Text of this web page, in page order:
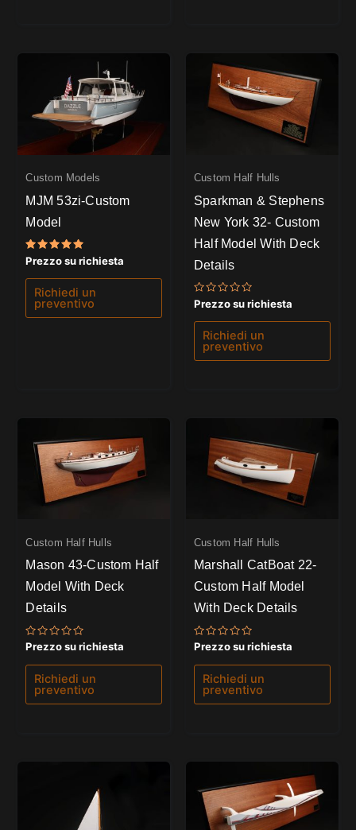
Custom Models
MJM 53zi-Custom
Model
Valutato
5.00
su 5
Prezzo su richiesta
Richiedi un
preventivo
Custom Half Hulls
Sparkman & Stephens
New York 32- Custom
Half Model With Deck
Details
Valutato
0
su
Prezzo su richiesta
Richiedi un
preventivo
Custom Half Hulls
Mason 43-Custom Half
Model With Deck
Details
Valutato
su
Prezzo su richiesta
Richiedi un
preventivo
Custom Half Hulls
Marshall CatBoat 22-
Custom Half Model
With Deck Details
Valutato
su
Prezzo su richiesta
Richiedi un
preventivo